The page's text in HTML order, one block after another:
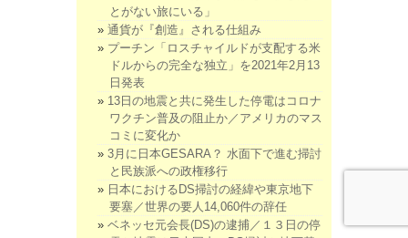
とがない旅にいる」
通貨が『創造』される仕組み
プーチン「ロスチャイルドが支配する米
ドルからの完全な独立」を2021年2月13
日発表
13日の地震と共に発生した停電はコロナ
ワクチン普及の阻止か／アメリカのマス
コミに変化か
3月に日本GESARA？ 水面下で進む掃討
と民族派への政権移行
日本におけるDS掃討の経緯や東京地下
要塞／世界の要人14,060件の辞任
ベネッセ元会長(DS)の逮捕／１３日の停